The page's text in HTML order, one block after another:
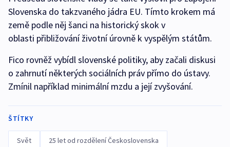
Slovenska do takzvaného jádra EU. Tímto krokem má
země podle něj šanci na historický skok v
oblasti přibližování životní úrovně k vyspělým státům.
Fico rovněž vybídl slovenské politiky, aby začali diskusi
o zahrnutí některých sociálních práv přímo do ústavy.
Zmínil například minimální mzdu a její zvyšování.
ŠTÍTKY
Svět 25 let od rozdělení Československa